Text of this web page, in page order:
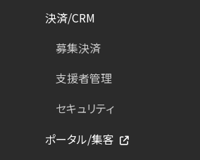
決済/CRM
募集決済
支援者管理
セキュリティ
ポータル/集客